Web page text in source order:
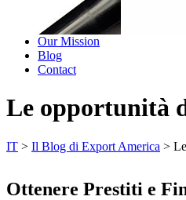
Our Mission
Blog
Contact
Le opportunità
IT > Il Blog di Export America >
Ottenere Prestiti e